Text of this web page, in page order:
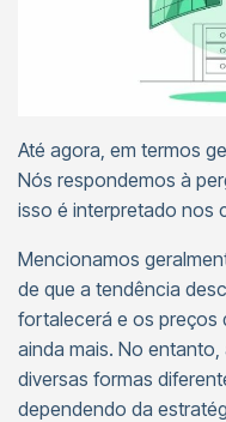
Até agora, em termos
Nós respondemos à
isso é interpretado nos
Mencionamos
de que a tendência
fortalecerá e os preços
ainda mais. No
diversas formas
dependendo da